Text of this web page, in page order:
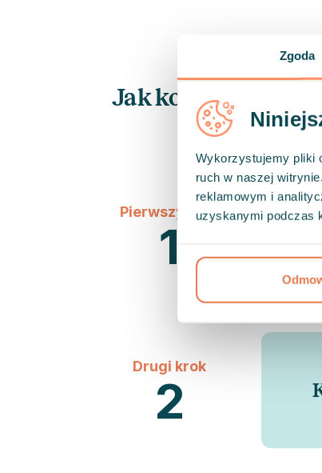
Zgoda
Wykorzystujemy pliki
ruch w naszej
reklamowym i
uzyskanymi podczas
Jak korzystać z
Pierwszy krok
1
Drugi krok
2